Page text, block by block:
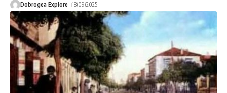
Dobrogea Explore 18/09/2025